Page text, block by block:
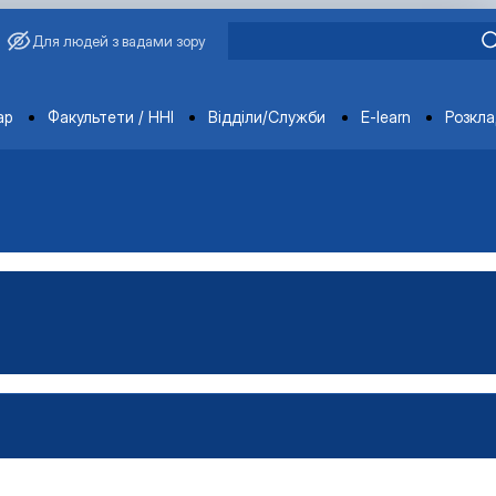
Для людей з вадами зору
Факультети / ННІ Відділи/Служби E-learn